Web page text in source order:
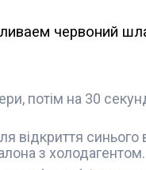
червоний
потім на 30
відкриття синього
з холодагентом.